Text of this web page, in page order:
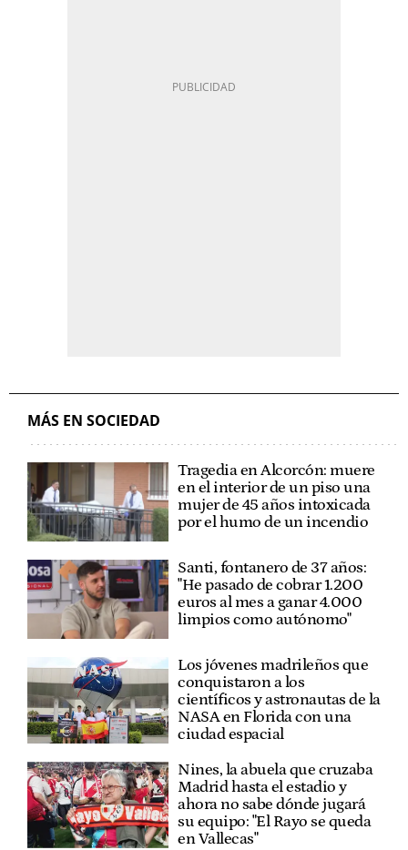
MÁS EN SOCIEDAD
Tragedia en Alcorcón: muere
en el interior de un piso una
mujer de 45 años intoxicada
por el humo de un incendio
Santi, fontanero de 37 años:
"He pasado de cobrar 1.200
euros al mes a ganar 4.000
limpios como autónomo"
Los jóvenes madrileños que
conquistaron a los
científicos y astronautas de la
NASA en Florida con una
ciudad espacial
Nines, la abuela que cruzaba
Madrid hasta el estadio y
ahora no sabe dónde jugará
su equipo: "El Rayo se queda
en Vallecas"